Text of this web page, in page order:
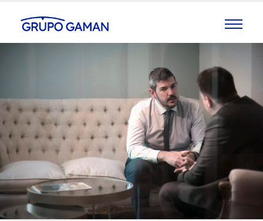
Quienes Somos
Prevención
Salud
Soluciones
Contacto Sumate Noticias Oficinas